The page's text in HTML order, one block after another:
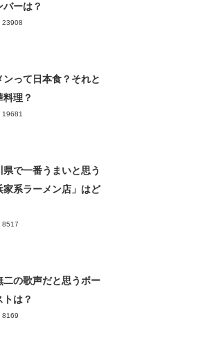
バーは？
23908
ンって日本食？それと
料理？
19681
県で一番うまいと思う
家系ラーメン店」はど
8517
二の歌声だと思うボー
トは？
8169